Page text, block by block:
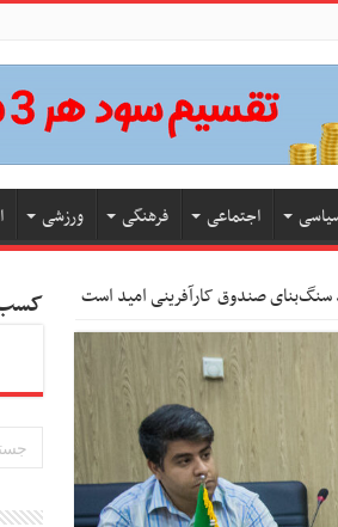
اجتماعی فرهنگی ورزشی
صندوق کارآفرینی امید است کسب